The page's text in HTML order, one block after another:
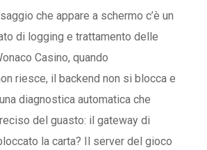
che appare a schermo c’è un
di logging e trattamento delle
Casino, quando
riesce, il backend non si blocca e
diagnostica automatica che
del guasto: il gateway di
la carta? Il server del gioco